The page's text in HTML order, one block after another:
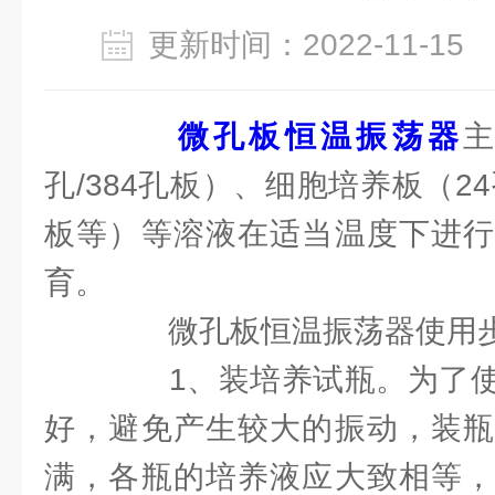
更新时间：2022-11-
微孔板恒温振荡器
孔/384孔板）、细胞培养板（
板等）等溶液在适当温度下进
育。
微孔板恒温振荡器使用
1、装培养试瓶。为了使
好，避免产生较大的振动，装
满，各瓶的培养液应大致相等